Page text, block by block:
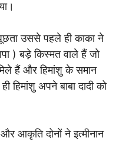
उससे पहले ही काका ने
) बड़े किस्मत वाले हैं जो
हैं और हिमांशु के समान
हिमांशु अपने बाबा दादी को
आकृति दोनों ने इत्मीनान